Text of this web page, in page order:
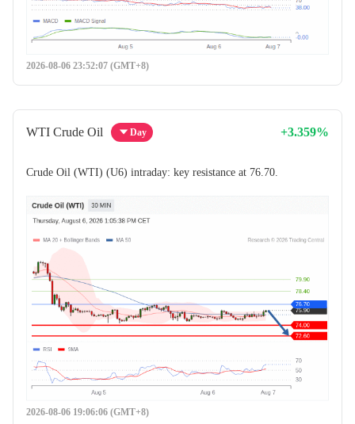
2026-08-06 23:52:07 (GMT+8)
WTI Crude Oil Day +3.359%
Crude Oil (WTI) (U6) intraday: key resistance at 76.70.
2026-08-06 19:06:06 (GMT+8)